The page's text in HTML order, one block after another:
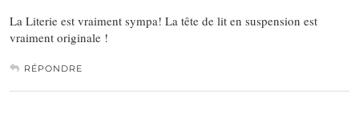
La Literie est vraiment sympa! La tête de lit en suspension est
vraiment originale !
RÉPONDRE